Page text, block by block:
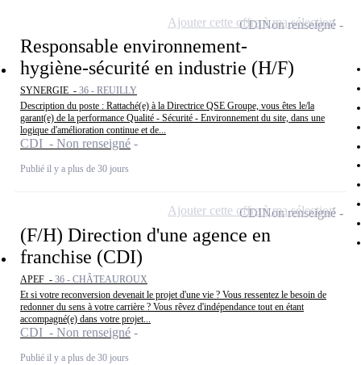
Responsable environnement-
hygiène-sécurité en industrie (H/F)
SYNERGIE - 36 - REUILLY
Description du poste : Rattaché(e) à la Directrice QSE Groupe, vous êtes le/la
garant(e) de la performance Qualité - Sécurité - Environnement du site, dans une
logique d'amélioration continue et de...
CDI - Non renseigné
Publié il y a plus de 30 jours
CDINon renseigné
Ajouter cette offre à ma sélection
(F/H) Direction d'une agence en
franchise (CDI)
APEF - 36 - CHÂTEAUROUX
Et si votre reconversion devenait le projet d'une vie ? Vous ressentez le besoin de
redonner du sens à votre carrière ? Vous rêvez d'indépendance tout en étant
accompagné(e) dans votre projet...
CDI - Non renseigné
Publié il y a plus de 30 jours
CDINon renseigné
Ajouter cette offre à ma sélection